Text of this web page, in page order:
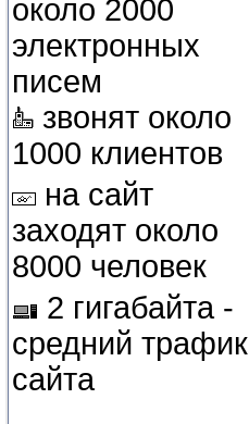
около 2000
электронных
писем
звонят около
1000 клиентов
на сайт
заходят около
8000 человек
2 гигабайта -
средний трафик
сайта